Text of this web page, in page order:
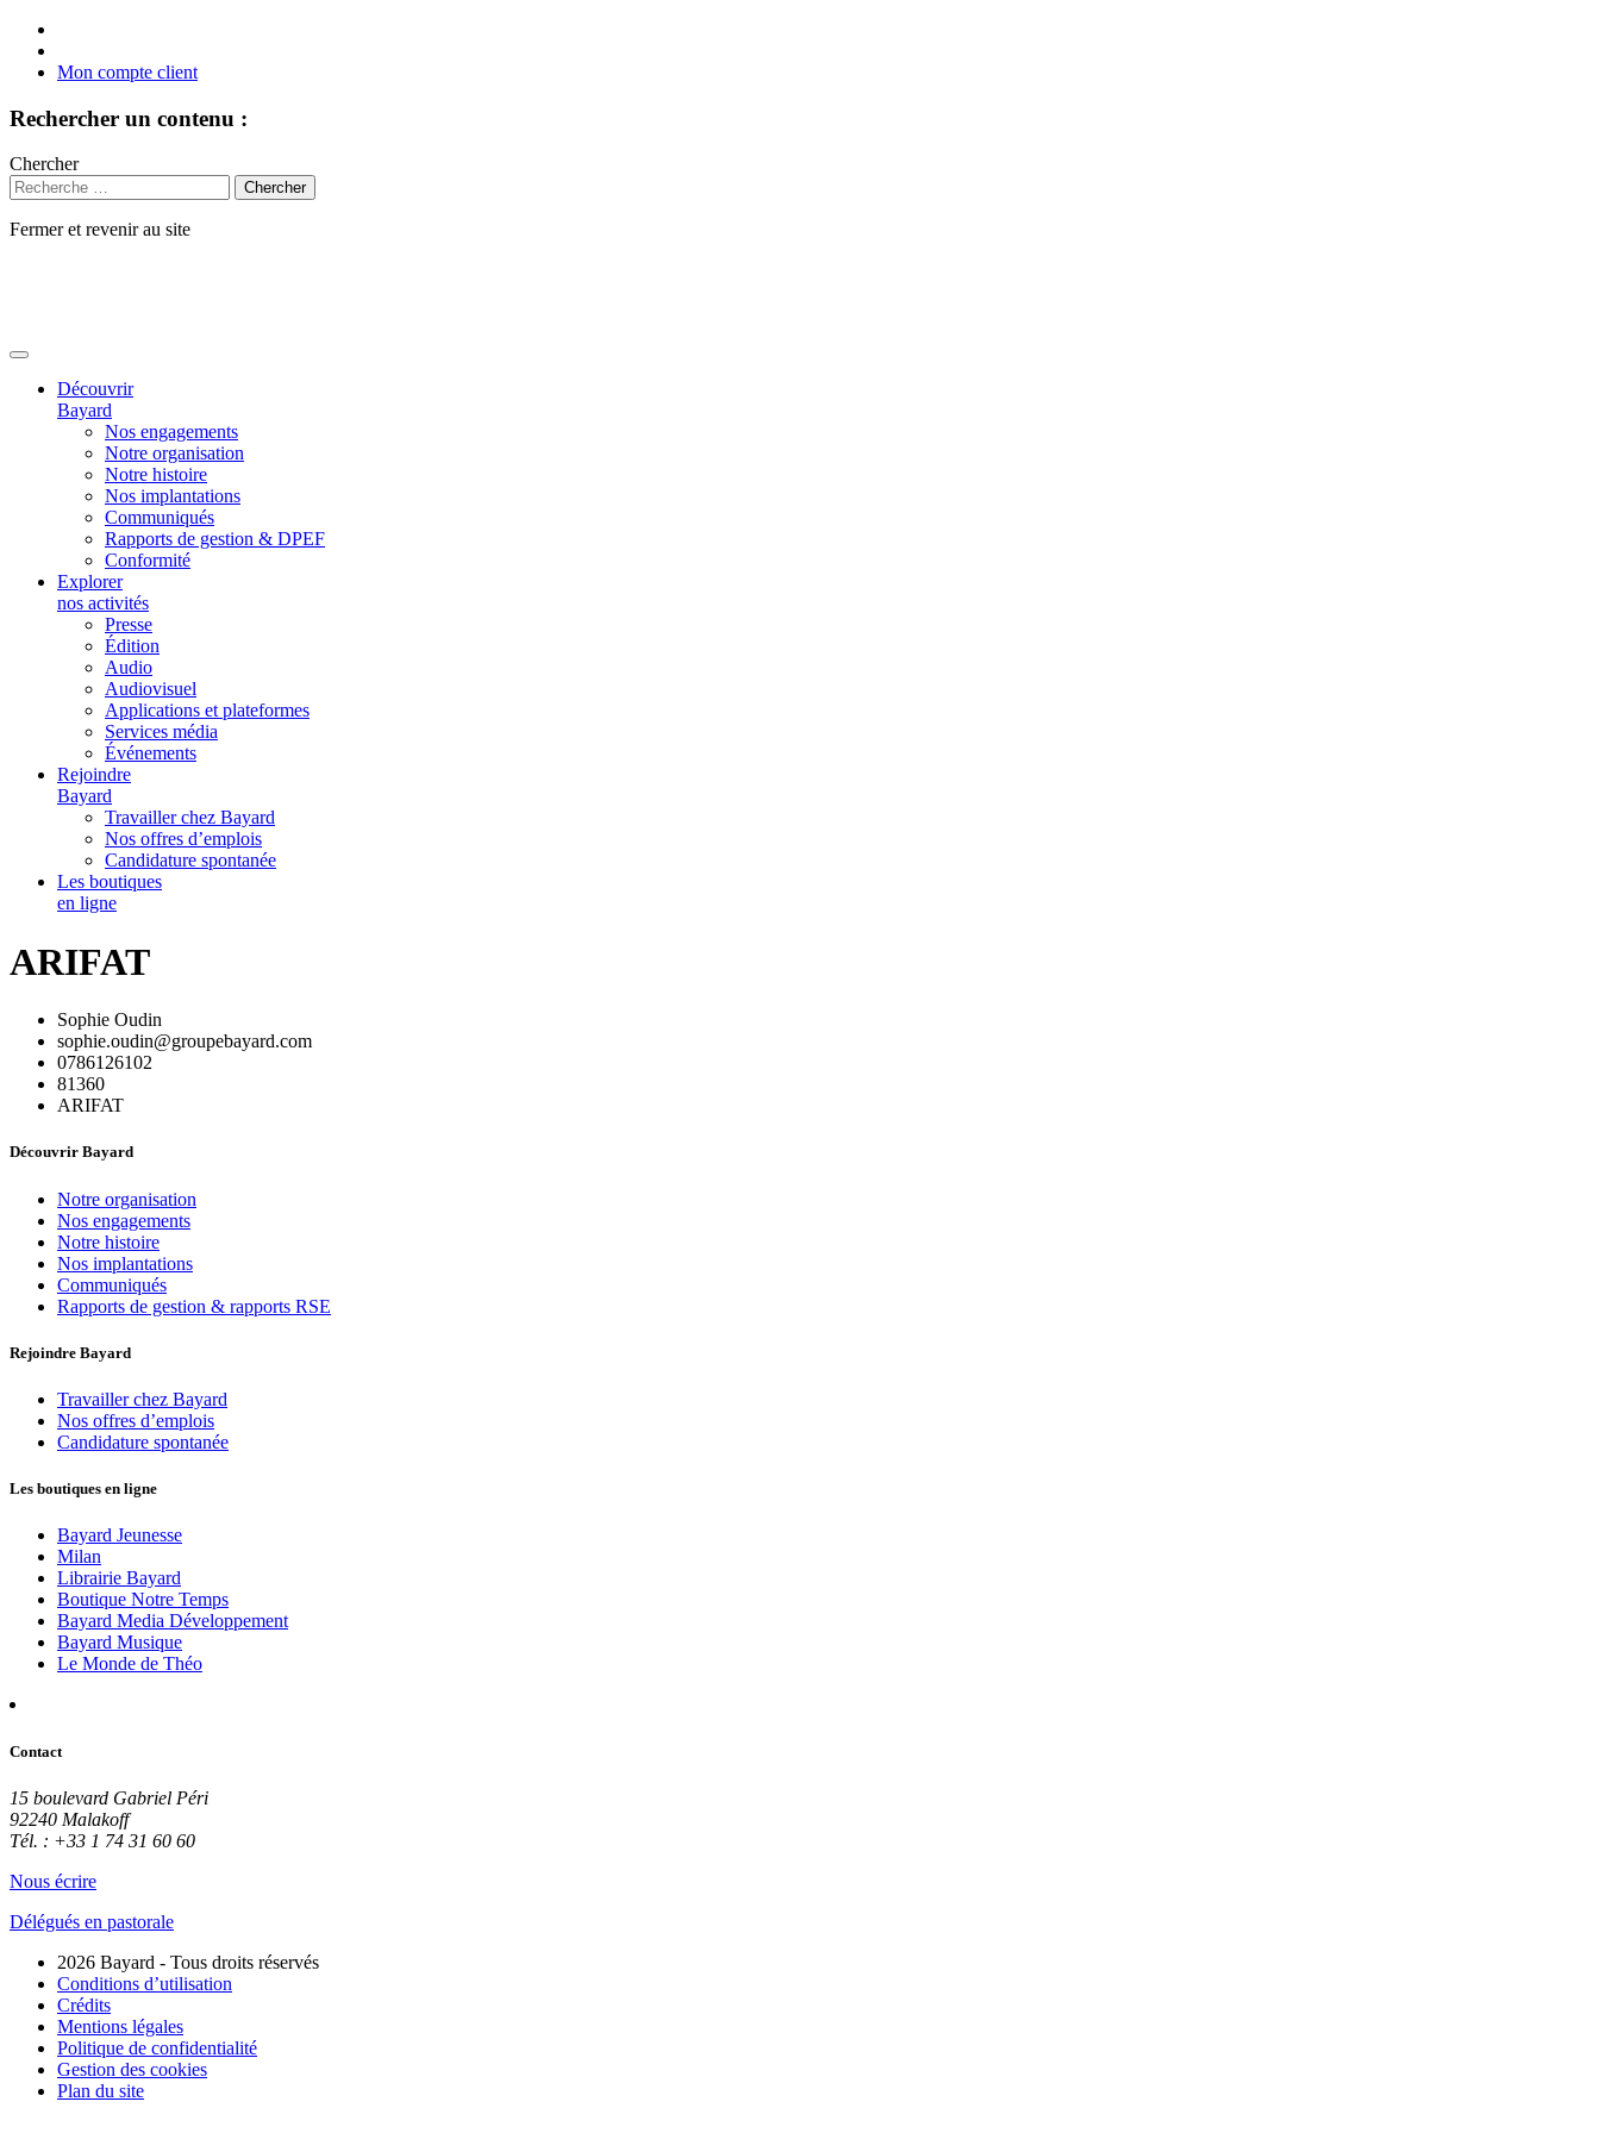
Mon compte client
Rechercher un contenu :
Chercher
Fermer et revenir au site
Découvrir
Bayard
Nos engagements
Notre organisation
Notre histoire
Nos implantations
Communiqués
Rapports de gestion & DPEF
Conformité
Explorer
nos activités
Presse
Édition
Audio
Audiovisuel
Applications et plateformes
Services média
Événements
Rejoindre
Bayard
Travailler chez Bayard
Nos offres d’emplois
Candidature spontanée
Les boutiques
en ligne
ARIFAT
Sophie Oudin
sophie.oudin@groupebayard.com
0786126102
81360
ARIFAT
Découvrir Bayard
Notre organisation
Nos engagements
Notre histoire
Nos implantations
Communiqués
Rapports de gestion & rapports RSE
Rejoindre Bayard
Travailler chez Bayard
Nos offres d’emplois
Candidature spontanée
Les boutiques en ligne
Bayard Jeunesse
Milan
Librairie Bayard
Boutique Notre Temps
Bayard Media Développement
Bayard Musique
Le Monde de Théo
Contact
15 boulevard Gabriel Péri
92240 Malakoff
Tél. : +33 1 74 31 60 60
Nous écrire
Délégués en pastorale
2026 Bayard - Tous droits réservés
Conditions d’utilisation
Crédits
Mentions légales
Politique de confidentialité
Gestion des cookies
Plan du site